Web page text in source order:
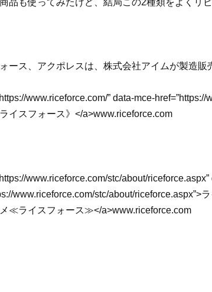
ース、アクポレスは、株式会社アイムが製造販
www.riceforce.com/” data-mce-
イスフォース》</a>www.riceforce.com
www.riceforce.com/stc/about/
www.riceforce.com/stc/about/riceforce.aspx”>
≪ライスフォース≫</a>www.riceforce.com